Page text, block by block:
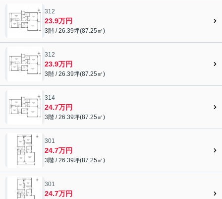
312
23.9万円
3階 / 26.39坪(87.25㎡)
312
23.9万円
3階 / 26.39坪(87.25㎡)
314
24.7万円
3階 / 26.39坪(87.25㎡)
301
24.7万円
3階 / 26.39坪(87.25㎡)
301
24.7万円